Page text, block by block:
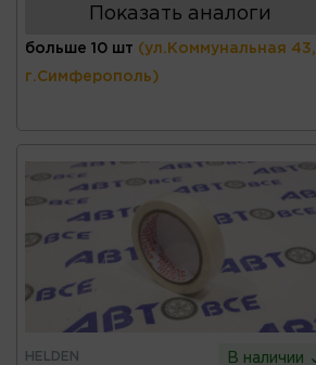
Показать аналоги
больше 10 шт (ул.Коммунальная 43,
г.Симферополь)
HELDEN В наличии